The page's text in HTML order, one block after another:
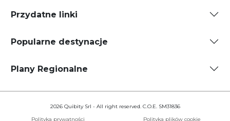
Przydatne linki
Popularne destynacje
Plany Regionalne
2026 Quibity Srl - All right reserved. C.O.E. SM31836
Polityka prywatności
Polityka plików cookie